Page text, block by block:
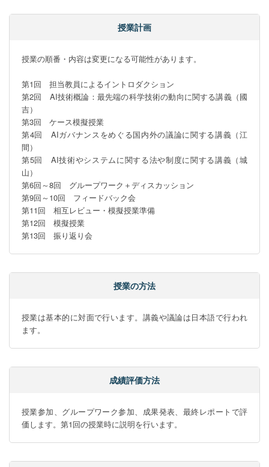
授業計画
授業の順番・内容は変更になる可能性があります。
第1回　担当教員によるイントロダクション
第2回　AI技術概論：最先端の科学技術の動向に関する講義（國
吉）
第3回　ケース模擬授業
第4回　AIガバナンスをめぐる国内外の議論に関する講義（江
間）
第5回　AI技術やシステムに関する法や制度に関する講義（城
山）
第6回～8回　グループワーク＋ディスカッション
第9回～10回　フィードバック会
第11回　相互レビュー・模擬授業準備
第12回　模擬授業
第13回　振り返り会
授業の方法
授業は基本的に対面で行います。講義や議論は日本語で行われ
ます。
成績評価方法
授業参加、グループワーク参加、成果発表、最終レポートで評
価します。第1回の授業時に説明を行います。